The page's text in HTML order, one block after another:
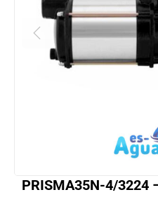
PRISMA35N-4/3224